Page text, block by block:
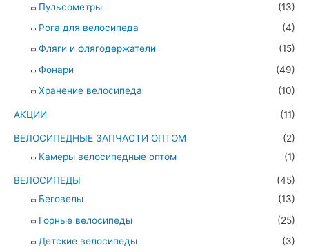
Пульсометры
(13)
Рога для велосипеда
(4)
Фляги и флягодержатели
(15)
Фонари
(49)
Хранение велосипеда
(10)
АКЦИИ (11)
ВЕЛОСИПЕДНЫЕ ЗАПЧАСТИ ОПТОМ
(2)
Камеры велосипедные оптом
(1)
ВЕЛОСИПЕДЫ
(45)
Беговелы
(13)
Горные велосипеды
(25)
Детские велосипеды
(3)